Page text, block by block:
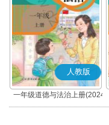
人教版
一年级道德与法治上册(2024
秋版)(部编版)